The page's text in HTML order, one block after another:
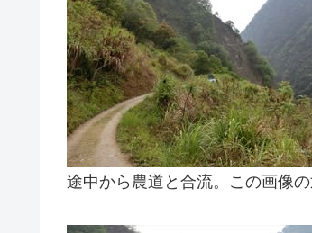
途中から農道と合流。この画像